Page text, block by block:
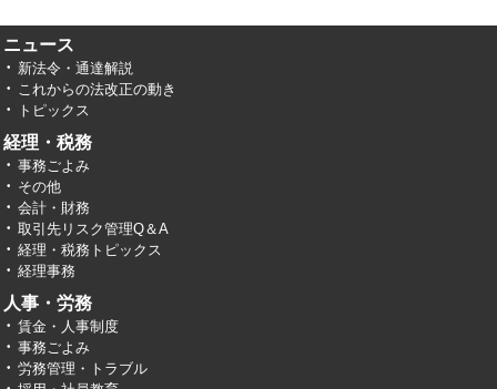
ニュース
新法令・通達解説
これからの法改正の動き
トピックス
経理・税務
事務ごよみ
その他
会計・財務
取引先リスク管理Q＆A
経理・税務トピックス
経理事務
人事・労務
賃金・人事制度
事務ごよみ
労務管理・トラブル